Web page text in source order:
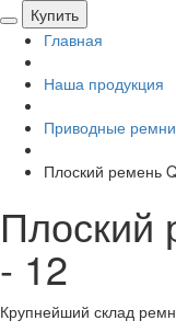
Купить
Главная
Наша продукция
Приводные ремни
Плоский ремень
Плоский
- 12
Крупнейший склад